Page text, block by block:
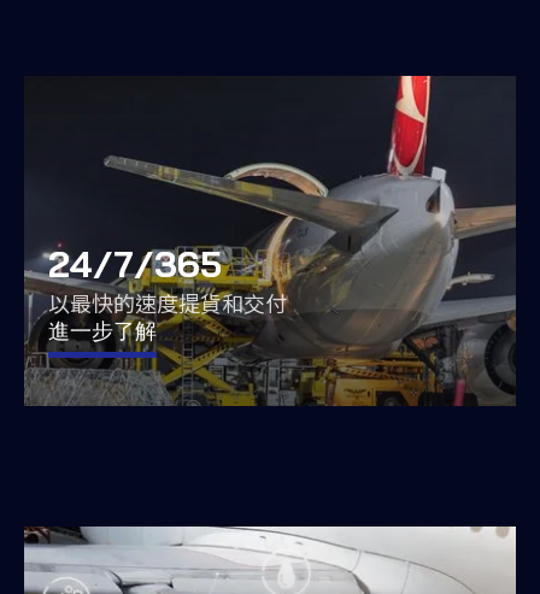
24/7/365
以最快的速度提貨和交付
進一步了解